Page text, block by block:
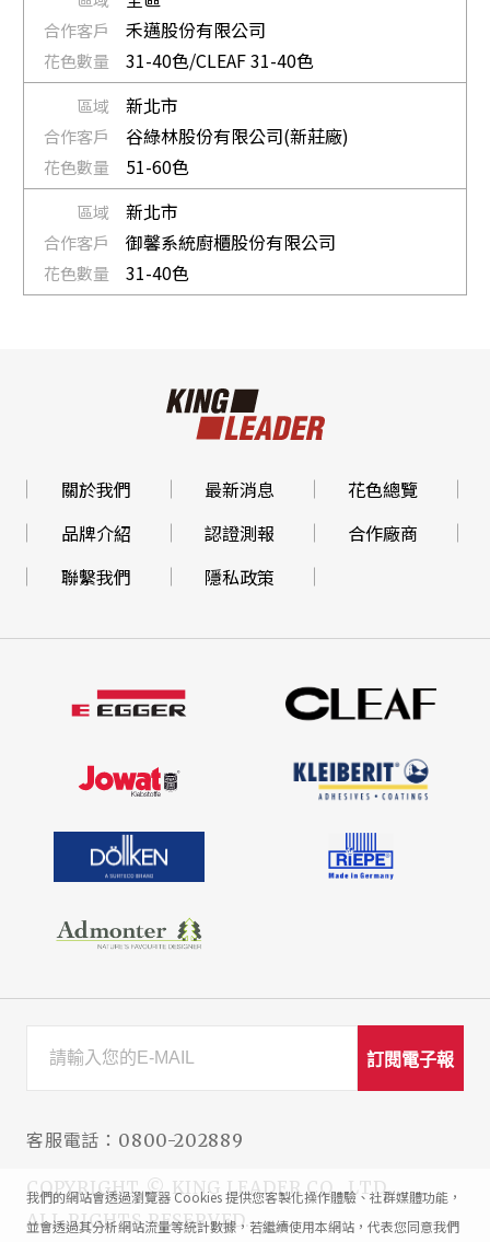
禾邁股份有限公司
31-40色/CLEAF 31-40色
新北市
谷綠林股份有限公司(新莊廠)
51-60色
新北市
御馨系統廚櫃股份有限公司
31-40色
11-20色
新北市
11-20色
宜蘭縣
6-10色/CLEAF 1-5色
高琪興業有限公司
1-5色/CLEAF 6-10色
新北市
昊琦股份有限公司
新北市
新北市
頂廚廚櫃有限公司
佑鎧-歐菲特
6-10色
關於我們 最新消息
花色總覽
品牌介紹
認證測報
合作廠商
聯繫我們
隱私政策
訂閱電子報
客服電話： 0800-202889
COPYRIGHT © KING LEADER CO., LTD.
ALL RIGHTS RESERVED.
我們的網站會透過瀏覽器 Cookies 提供您客製化操作體驗、社群媒體功能，
並會透過其分析網站流量等統計數據，若繼續使用本網站，代表您同意我們